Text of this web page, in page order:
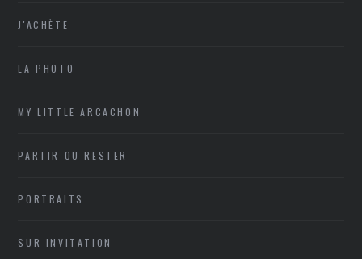
J'ACHÈTE
LA PHOTO
MY LITTLE ARCACHON
PARTIR OU RESTER
PORTRAITS
SUR INVITATION